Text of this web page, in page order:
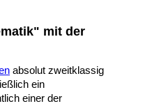
mit der
absolut zweitklassig
ein
einer der